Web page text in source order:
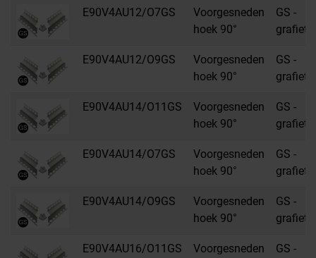
E90V4AU12/O7GS
Voorgesneden
hoek 90°
GS -
E90V4AU12/O9GS
Voorgesneden
hoek 90°
GS -
E90V4AU14/O11GS
Voorgesneden
hoek 90°
GS -
E90V4AU14/O7GS
Voorgesneden
hoek 90°
GS -
E90V4AU14/O9GS
Voorgesneden
hoek 90°
GS -
E90V4AU16/O11GS
Voorgesneden
GS -